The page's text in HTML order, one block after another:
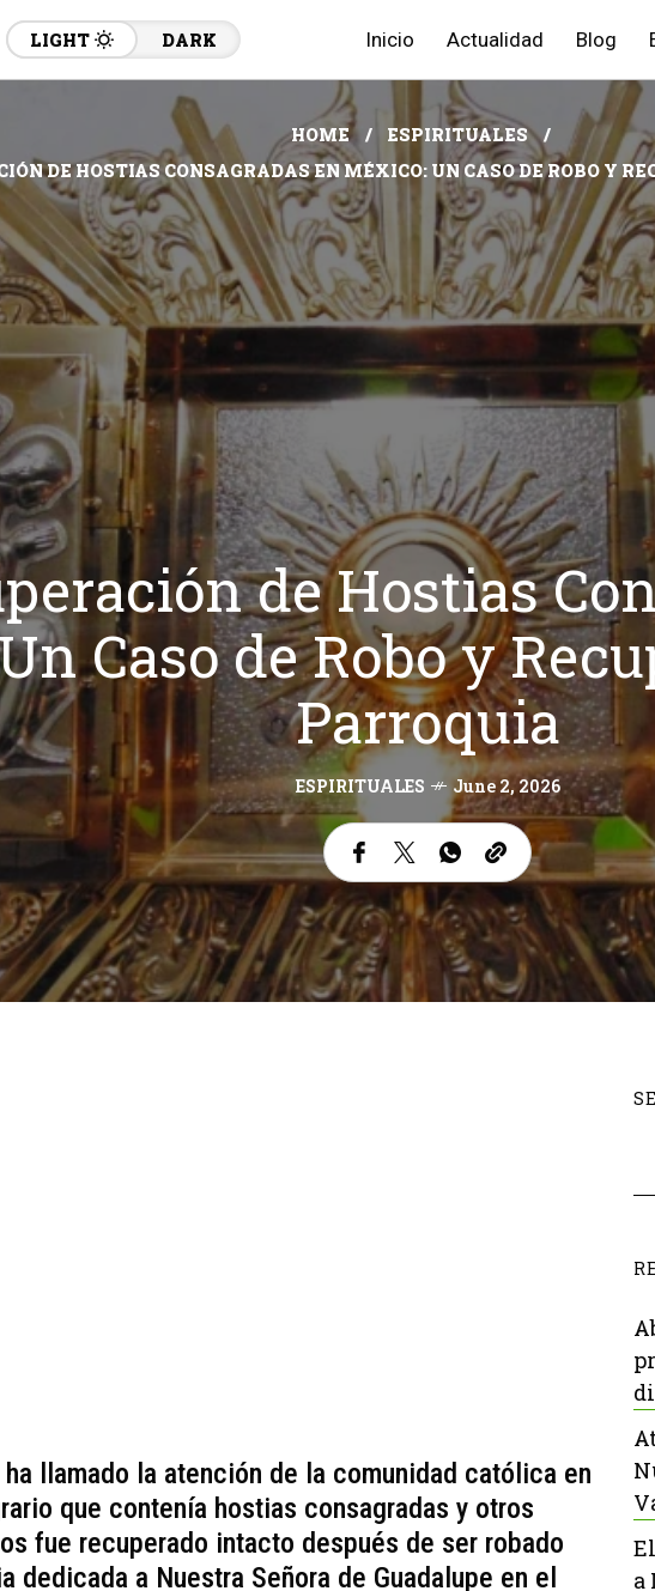
LIGHT DARK Inicio Actualidad Blog
HOME
ESPIRITUALES
DE HOSTIAS CONSAGRADAS EN MÉXICO: UN CASO DE ROBO Y
de Hostias
Caso de Robo y
Parroquia
ESPIRITUALES June 2, 2026
ha llamado la atención de la comunidad católica en
que contenía hostias consagradas y otros
fue recuperado intacto después de ser robado
dedicada a Nuestra Señora de Guadalupe en el
a